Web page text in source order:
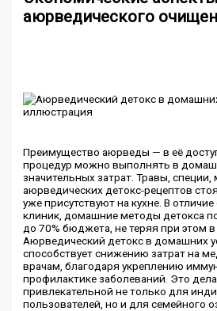
аюрведического
Преимущество аюрведы — в её
процедур можно выполнять в
значительных затрат. Травы,
аюрведических детокс-рецептов
уже присутствуют на кухне. В
клиник, домашние методы детокса
до 70% бюджета, не теряя при этом
Аюрведический детокс в домашних
способствует снижению затрат на
врачам, благодаря укреплению
профилактике заболеваний. Это
привлекательной не только для
пользователей, но и для семейного